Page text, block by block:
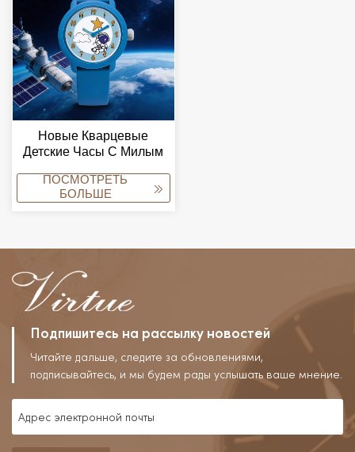
Новые Кварцевые
Детские Часы С Милым
Силиконовые, Для
Начальной Школы,
ПОСМОТРЕТЬ
БОЛЬШЕ
Подпишитесь на рассылку новостей
Читайте дальше, следите за обновлениями,
подписывайтесь, и мы будем рады услышать ваше мнение.